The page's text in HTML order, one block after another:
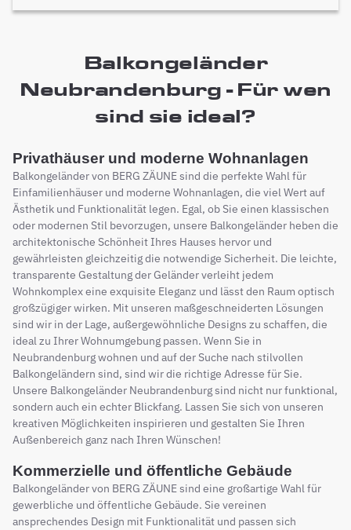
Balkongeländer
Neubrandenburg - Für wen
sind sie ideal?
Privathäuser und moderne Wohnanlagen
Balkongeländer von BERG ZÄUNE sind die perfekte Wahl für
Einfamilienhäuser und moderne Wohnanlagen, die viel Wert auf
Ästhetik und Funktionalität legen. Egal, ob Sie einen klassischen
oder modernen Stil bevorzugen, unsere Balkongeländer heben die
architektonische Schönheit Ihres Hauses hervor und
gewährleisten gleichzeitig die notwendige Sicherheit. Die leichte,
transparente Gestaltung der Geländer verleiht jedem
Wohnkomplex eine exquisite Eleganz und lässt den Raum optisch
großzügiger wirken. Mit unseren maßgeschneiderten Lösungen
sind wir in der Lage, außergewöhnliche Designs zu schaffen, die
ideal zu Ihrer Wohnumgebung passen. Wenn Sie in
Neubrandenburg wohnen und auf der Suche nach stilvollen
Balkongeländern sind, sind wir die richtige Adresse für Sie.
Unsere Balkongeländer Neubrandenburg sind nicht nur funktional,
sondern auch ein echter Blickfang. Lassen Sie sich von unseren
kreativen Möglichkeiten inspirieren und gestalten Sie Ihren
Außenbereich ganz nach Ihren Wünschen!
Kommerzielle und öffentliche Gebäude
Balkongeländer von BERG ZÄUNE sind eine großartige Wahl für
gewerbliche und öffentliche Gebäude. Sie vereinen
ansprechendes Design mit Funktionalität und passen sich